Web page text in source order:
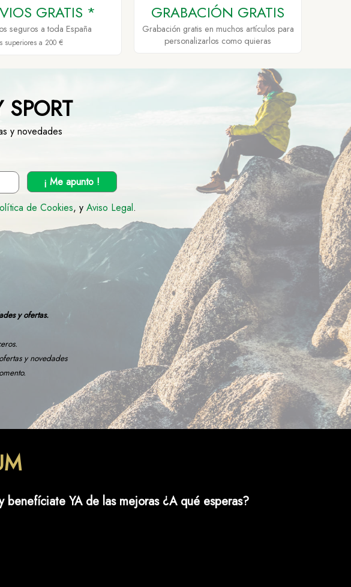
GRATIS *
seguros a toda España
superiores a 200 €
GRABACIÓN GRATIS
Grabación gratis en muchos artículos para
personalizarlos como quieras
y novedades
¡ Me apunto !
de Cookies, y Aviso Legal.
y ofertas.
y novedades
benefíciate YA de las mejoras ¿A qué esperas?